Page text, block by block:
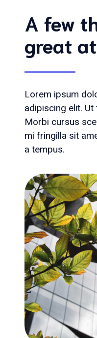
A few
great at
Lorem ipsum
adipiscing elit.
Morbi cursus
mi fringilla sit
a tempus.